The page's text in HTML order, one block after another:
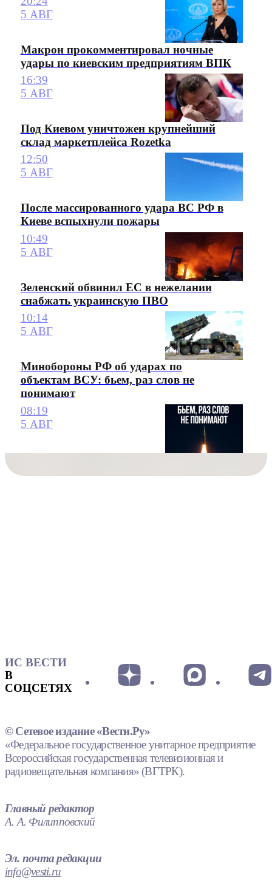
5 АВГ
Макрон прокомментировал ночные
удары по киевским предприятиям ВПК
16:39
5 АВГ
Под Киевом уничтожен крупнейший
склад маркетплейса Rozetka
12:50
5 АВГ
После массированного удара ВС РФ в
Киеве вспыхнули пожары
10:49
5 АВГ
Зеленский обвинил ЕС в нежелании
снабжать украинскую ПВО
10:14
5 АВГ
Минобороны РФ об ударах по
объектам ВСУ: бьем, раз слов не
понимают
08:19
5 АВГ
ИС ВЕСТИ
В
СОЦСЕТЯХ
© Сетевое издание «Вести.Ру»
«Федеральное государственное унитарное предприятие
Всероссийская государственная телевизионная и
радиовещательная компания» (ВГТРК).
Главный редактор
А. А. Филипповский
Эл. почта редакции
info@vesti.ru